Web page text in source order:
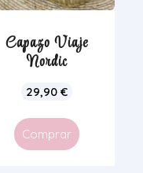
Capazo Viaje
Nordic
29,90€
Comprar